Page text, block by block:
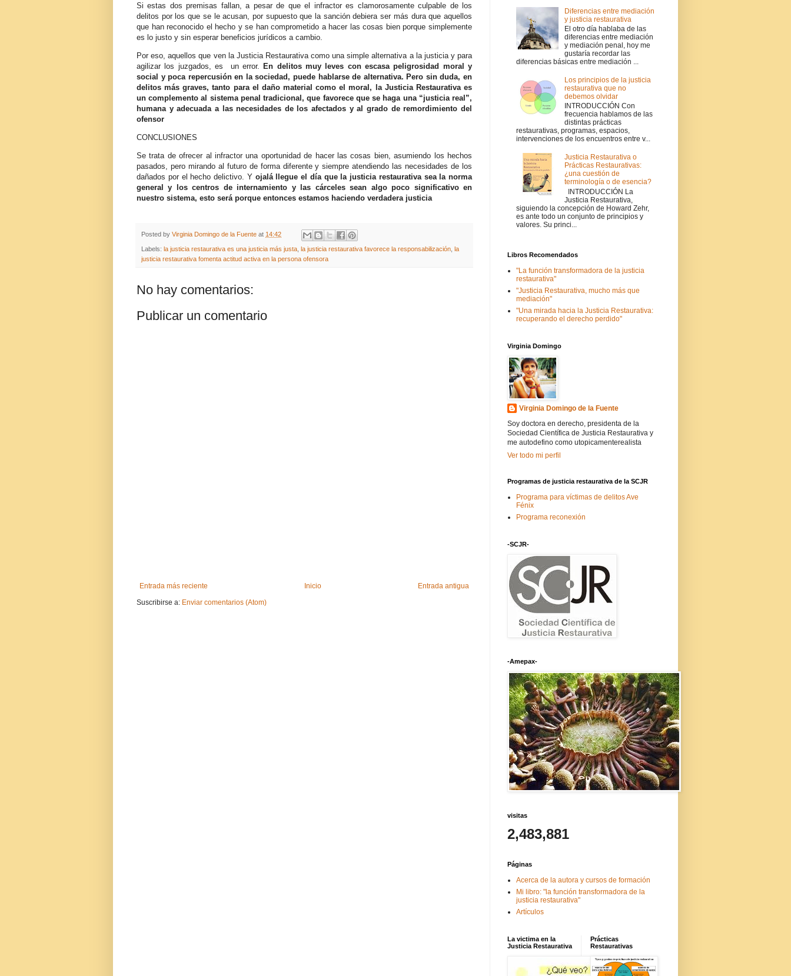
Si estas dos premisas fallan, a pesar de que el infractor es clamorosamente culpable de los
delitos por los que se le acusan, por supuesto que la sanción debiera ser más dura que aquellos
que han reconocido el hecho y se han comprometido a hacer las cosas bien porque simplemente
es lo justo y sin esperar beneficios jurídicos a cambio.
Por eso, aquellos que ven la Justicia Restaurativa como una simple alternativa a la justicia y para
agilizar los juzgados, es un error.En delitos muy leves con escasa peligrosidad moral y
social y poca repercusión en la sociedad, puede hablarse de alternativa. Pero sin duda, en
delitos más graves, tanto para el daño material como el moral, la Justicia Restaurativa es
un complemento al sistema penal tradicional, que favorece que se haga una “justicia real”,
humana y adecuada a las necesidades de los afectados y al grado de remordimiento del
ofensor
CONCLUSIONES
Se trata de ofrecer al infractor una oportunidad de hacer las cosas bien, asumiendo los hechos
pasados, pero mirando al futuro de forma diferente y siempre atendiendo las necesidades de los
dañados por el hecho delictivo. Y ojalá llegue el día que la justicia restaurativa sea la norma
general y los centros de internamiento y las cárceles sean algo poco significativo en
nuestro sistema, esto será porque entonces estamos haciendo verdadera justicia
Posted by Virginia Domingo de la Fuente at 14:42
Labels: la justicia restaurativa es una justicia más justa la justicia restaurativa favorece la responsabilización la
justicia restaurativa fomenta actitud activa en la persona ofensora
No hay comentarios:
Publicar un comentario
Entrada más reciente Entrada antigua
Inicio
Suscribirse a: Enviar comentarios (Atom)
Diferencias entre mediación
y justicia restaurativa
El otro día hablaba de las
diferencias entre mediación
y mediación penal, hoy me
gustaría recordar las
diferencias básicas entre mediación ...
Los principios de la justicia
restaurativa que no
debemos olvidar
INTRODUCCIÓN Con
frecuencia hablamos de las
distintas prácticas
restaurativas, programas, espacios,
intervenciones de los encuentros entre v...
Justicia Restaurativa o
Prácticas Restaurativas:
¿una cuestión de
terminología o de esencia?
INTRODUCCIÓN La
Justicia Restaurativa,
siguiendo la concepción de Howard Zehr,
es ante todo un conjunto de principios y
valores. Su princi...
Libros Recomendados
"La función transformadora de la justicia
restaurativa"
"Justicia Restaurativa, mucho más que
mediación"
"Una mirada hacia la Justicia Restaurativa:
recuperando el derecho perdido"
Virginia Domingo
Virginia Domingo de la Fuente
Soy doctora en derecho, presidenta de la
Sociedad Científica de Justicia Restaurativa y
me autodefino como utopicamenterealista
Ver todo mi perfil
Programas de justicia restaurativa de la SCJR
Programa para víctimas de delitos Ave
Fénix
Programa reconexión
-SCJR-
-Amepax-
visitas
2,483,881
Páginas
Acerca de la autora y cursos de formación
Mi libro: "la función transformadora de la
justicia restaurativa"
Artículos
La victima en la
Justicia Restaurativa
Prácticas
Restaurativas